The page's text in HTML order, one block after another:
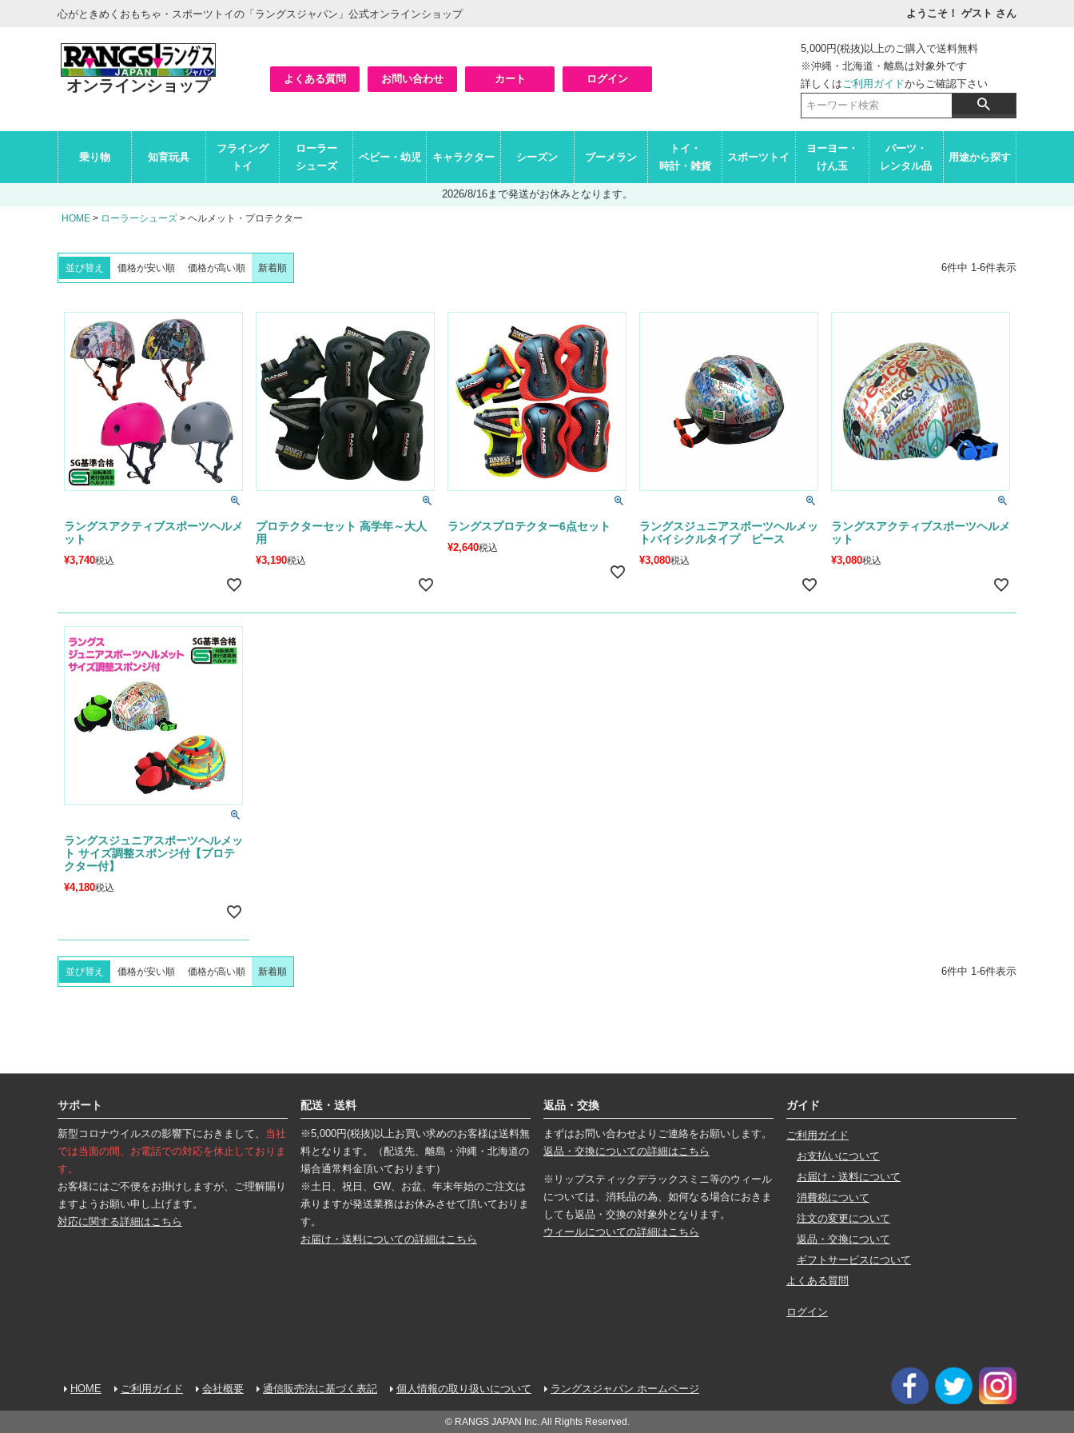
心がときめくおもちゃ・スポーツトイの「ラングスジャパン」公式オンラインショップ ようこそ！ ゲスト さん
オンラインショップ よくある質問 お問い合わせ カート ログイン
5,000円(税抜)以上のご購入で送料無料
※沖縄・北海道・離島は対象外です
詳しくはご利用ガイドからご確認下さい
ル
ビ
乗り物 知育玩具
フライング
トイ
ローラー
シューズ
ベビー・幼児 キャラクター シーズン ブーメラン
トイ・
時計・雑貨
スポーツトイ
ヨーヨー・
けん玉
パーツ・
レンタル品
用途から探す
2026/8/16まで発送がお休みとなります。
HOME ローラーシューズ ヘルメット・プロテクター
並び替え 価格が安い順 価格が高い順 新着順 6件中 1-6件表示
ラングスアクティブスポーツヘルメ
ット
¥3,740税込
プロテクターセット 高学年～大人
用
¥3,190税込
ラングスプロテクター6点セット
¥2,640税込
ラングスジュニアスポーツヘルメッ
トバイシクルタイプ ピース
¥3,080税込
ラングスアクティブスポーツヘルメ
ット
¥3,080税込
ラングスジュニアスポーツヘルメッ
ト サイズ調整スポンジ付【プロテ
クター付】
¥4,180税込
並び替え 価格が安い順 価格が高い順 新着順 6件中 1-6件表示
サポート
新型コロナウイルスの影響下におきまして、 当社
では当面の間、お電話での対応を休止しておりま
す。
お客様にはご不便をお掛けしますが、ご理解賜り
ますようお願い申し上げます。
対応に関する詳細はこちら
配送・送料
※5,000円(税抜)以上お買い求めのお客様は送料無
料となります。（配送先、離島・沖縄・北海道の
場合通常料金頂いております）
※土日、祝日、GW、お盆、年末年始のご注文は
承りますが発送業務はお休みさせて頂いておりま
す。
お届け・送料についての詳細はこちら
返品・交換
まずはお問い合わせよりご連絡をお願いします。
返品・交換についての詳細はこちら
※リップスティックデラックスミニ等のウィール
については、消耗品の為、如何なる場合におきま
しても返品・交換の対象外となります。
ウィールについての詳細はこちら
ガイド
ご利用ガイド
お支払いについて
お届け・送料について
消費税について
注文の変更について
返品・交換について
ギフトサービスについて
よくある質問
ログイン
HOME ご利用ガイド 会社概要 通信販売法に基づく表記 個人情報の取り扱いについて ラングスジャパン ホームページ
© RANGS JAPAN Inc. All Rights Reserved.